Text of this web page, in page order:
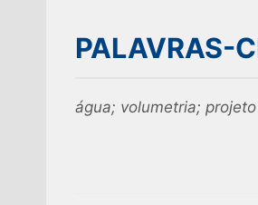
PALAVRAS-
água; volumetria;